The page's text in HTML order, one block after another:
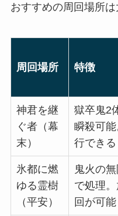
おすすめの周回場所は
周回場所 特徴
神君を継
ぐ者（幕
末）
獄卒鬼2
瞬殺可
行できる
氷都に燃
ゆる霊樹
（平安）
鬼火の
で処理
回が可能